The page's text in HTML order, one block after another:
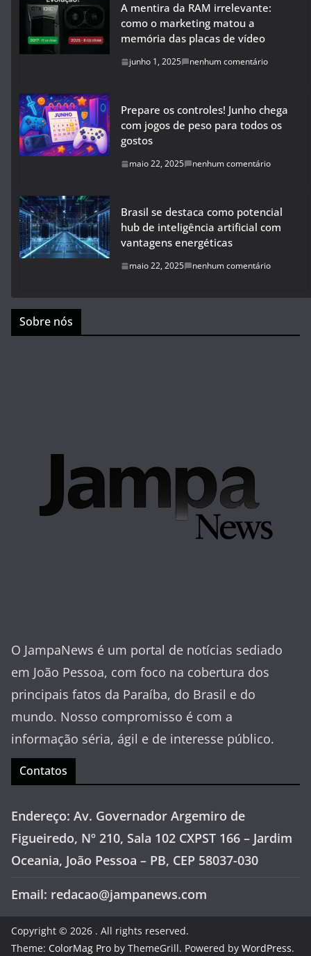
A mentira da RAM irrelevante:
como o marketing matou a
memória das placas de vídeo
junho 1, 2025 nenhum comentário
Prepare os controles! Junho chega
com jogos de peso para todos os
gostos
maio 22, 2025 nenhum comentário
Brasil se destaca como potencial
hub de inteligência artificial com
vantagens energéticas
maio 22, 2025 nenhum comentário
Sobre nós
O JampaNews é um portal de notícias sediado
em João Pessoa, com foco na cobertura dos
principais fatos da Paraíba, do Brasil e do
mundo. Nosso compromisso é com a
informação séria, ágil e de interesse público.
Contatos
Endereço: Av. Governador Argemiro de
Figueiredo, Nº 210, Sala 102 CXPST 166 – Jardim
Oceania, João Pessoa – PB, CEP 58037-030
Email: redacao@jampanews.com
Copyright © 2026 . All rights reserved.
Theme: ColorMag Pro by ThemeGrill. Powered by WordPress.